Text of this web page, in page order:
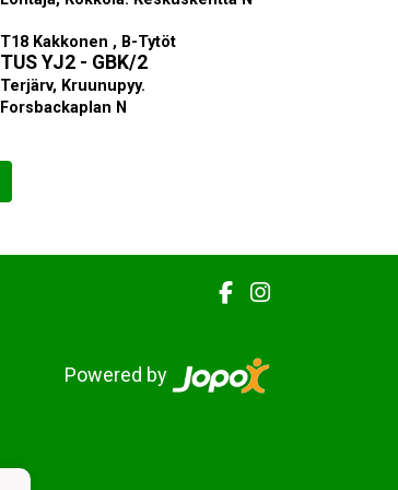
T18 Kakkonen , B-Tytöt
TUS YJ2 - GBK/2
Terjärv, Kruunupyy.
Forsbackaplan N
Powered by